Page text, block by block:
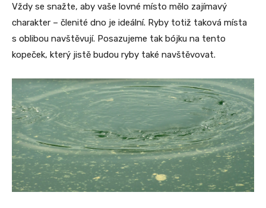
Vždy se snažte, aby vaše lovné místo mělo zajímavý
charakter – členité dno je ideální. Ryby totiž taková místa
s oblibou navštěvují. Posazujeme tak bójku na tento
kopeček, který jistě budou ryby také navštěvovat.